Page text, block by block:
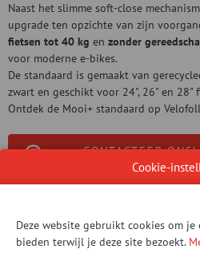
Naast het slimme soft-close
upgrade ten opzichte van zijn
fietsen tot 40 kg en zonder
voor moderne e-bikes.
De standaard is gemaakt van
zwart en geschikt voor 24", 26" en 28"
Ontdek de Mooi+ standaard op
CONTACTEER ONS!
U hebt geen toestemming
Cookie-
Deze website gebruikt cookies om
bieden terwijl je deze site bezoekt.